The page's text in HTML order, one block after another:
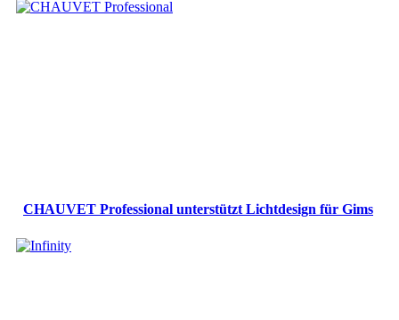
CHAUVET Professional unterstützt Lichtdesign für Gims